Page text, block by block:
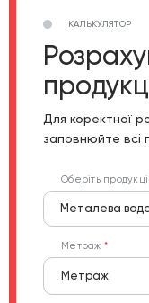
КАЛЬКУЛЯТОР
Для коректної
заповнюйте всі
Оберіть
Металева
Метраж